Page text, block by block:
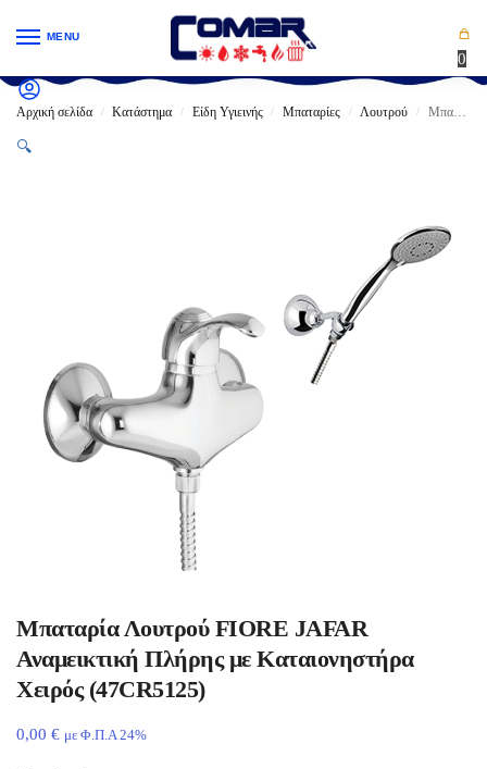
MENU
0
Αρχική σελίδα / Κατάστημα / Είδη Υγιεινής / Μπαταρίες / Λουτρού / Μπαταρία Λουτρού FIORE JAFAR Αναμεικτική Πλήρης με Καταιονηστήρα Χειρός (47CR5125)
🔍
Μπαταρία Λουτρού FIORE JAFAR
Αναμεικτική Πλήρης με Καταιονηστήρα
Χειρός (47CR5125)
0,00 € με Φ.Π.Α 24%